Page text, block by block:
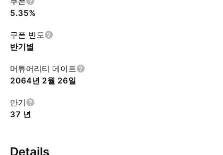
5.35%
쿠폰 빈도
반기별
머튜어리티 데이트
2064년 2월 26일
만기
37 년
Details